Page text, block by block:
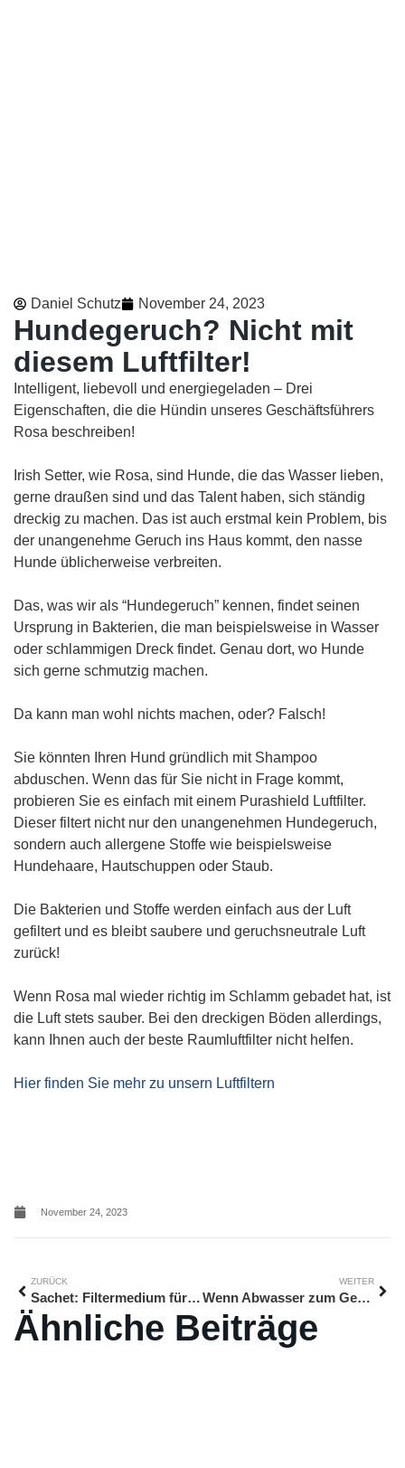
Daniel Schutz November 24, 2023
Hundegeruch? Nicht mit
diesem Luftfilter!
Intelligent, liebevoll und energiegeladen – Drei
Eigenschaften, die die Hündin unseres Geschäftsführers
Rosa beschreiben!
Irish Setter, wie Rosa, sind Hunde, die das Wasser lieben,
gerne draußen sind und das Talent haben, sich ständig
dreckig zu machen. Das ist auch erstmal kein Problem, bis
der unangenehme Geruch ins Haus kommt, den nasse
Hunde üblicherweise verbreiten.
Das, was wir als “Hundegeruch” kennen, findet seinen
Ursprung in Bakterien, die man beispielsweise in Wasser
oder schlammigen Dreck findet. Genau dort, wo Hunde
sich gerne schmutzig machen.
Da kann man wohl nichts machen, oder? Falsch!
Sie könnten Ihren Hund gründlich mit Shampoo
abduschen. Wenn das für Sie nicht in Frage kommt,
probieren Sie es einfach mit einem Purashield Luftfilter.
Dieser filtert nicht nur den unangenehmen Hundegeruch,
sondern auch allergene Stoffe wie beispielsweise
Hundehaare, Hautschuppen oder Staub.
Die Bakterien und Stoffe werden einfach aus der Luft
gefiltert und es bleibt saubere und geruchsneutrale Luft
zurück!
Wenn Rosa mal wieder richtig im Schlamm gebadet hat, ist
die Luft stets sauber. Bei den dreckigen Böden allerdings,
kann Ihnen auch der beste Raumluftfilter nicht helfen.
Hier finden Sie mehr zu unsern Luftfiltern
November 24, 2023
ZURÜCK
Sachet: Filtermedium für länger frisches Obst
WEITER
Wenn Abwasser zum Geruchsproblem wird
Ähnliche Beiträge